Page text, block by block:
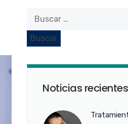
Noticias recientes